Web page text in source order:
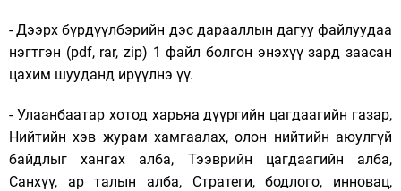
- Дээрх бүрдүүлбэрийн дэс дарааллын дагуу файлуудаа
нэгтгэн (pdf, rar, zip) 1 файл болгон энэхүү зард заасан
цахим шууданд ирүүлнэ үү.
- Улаанбаатар хотод харьяа дүүргийн цагдаагийн газар,
Нийтийн хэв журам хамгаалах, олон нийтийн аюулгүй
байдлыг хангах алба, Тээврийн цагдаагийн алба,
Санхүү, ар талын алба, Стратеги, бодлого, инновац,